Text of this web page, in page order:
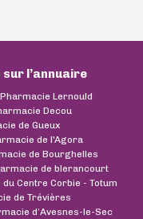
l’annuaire
Pharmacie Lernould
Decou
de Gueux
de l'Agora
de Bourghelles
de blerancourt
Centre Corbie - Totum
de Trévières
d’Avesnes-le-Sec